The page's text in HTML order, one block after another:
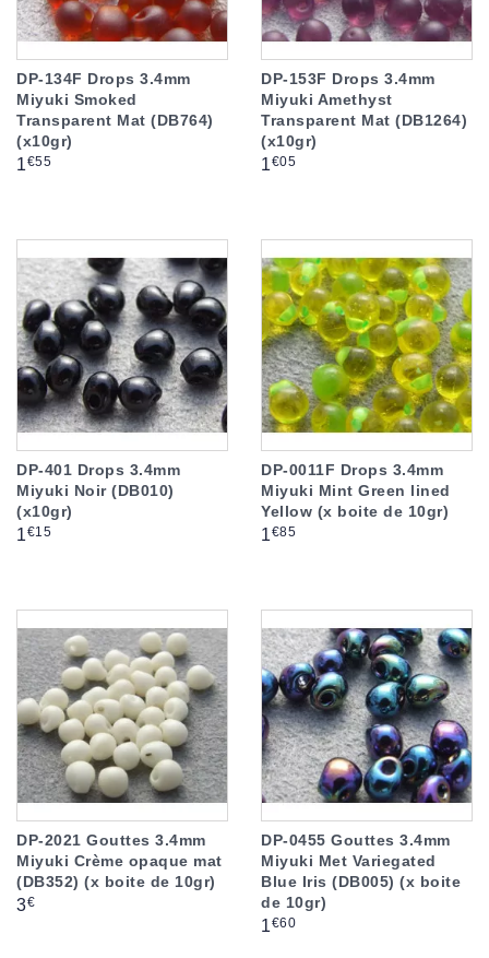
DP-134F Drops 3.4mm
Miyuki Smoked
Transparent Mat (DB764)
(x10gr)
Prix
1€55
DP-153F Drops 3.4mm
Miyuki Amethyst
Transparent Mat (DB1264)
(x10gr)
Prix
1€05
DP-401 Drops 3.4mm
Miyuki Noir (DB010)
(x10gr)
Prix
1€15
DP-0011F Drops 3.4mm
Miyuki Mint Green lined
Yellow (x boite de 10gr)
Prix
1€85
DP-2021 Gouttes 3.4mm
Miyuki Crème opaque mat
(DB352) (x boite de 10gr)
Prix
3€
DP-0455 Gouttes 3.4mm
Miyuki Met Variegated
Blue Iris (DB005) (x boite
de 10gr)
Prix
1€60